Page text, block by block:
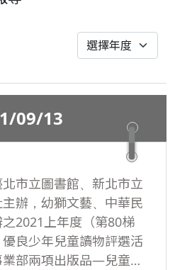
09/13
北市立圖書館、新北市立
辦，幼獅文藝、中華民
2021上年度（第80梯
良少年兒童讀物評選活
部兩項出版品—兒童文